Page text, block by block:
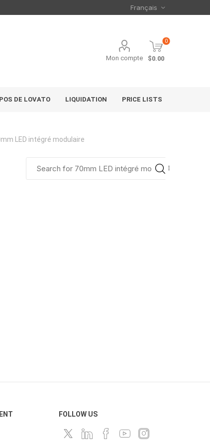
Mon compte
0
$0.00
DE LOVATO LIQUIDATION PRICE LISTS
LED intégré modulaire
FOLLOW US